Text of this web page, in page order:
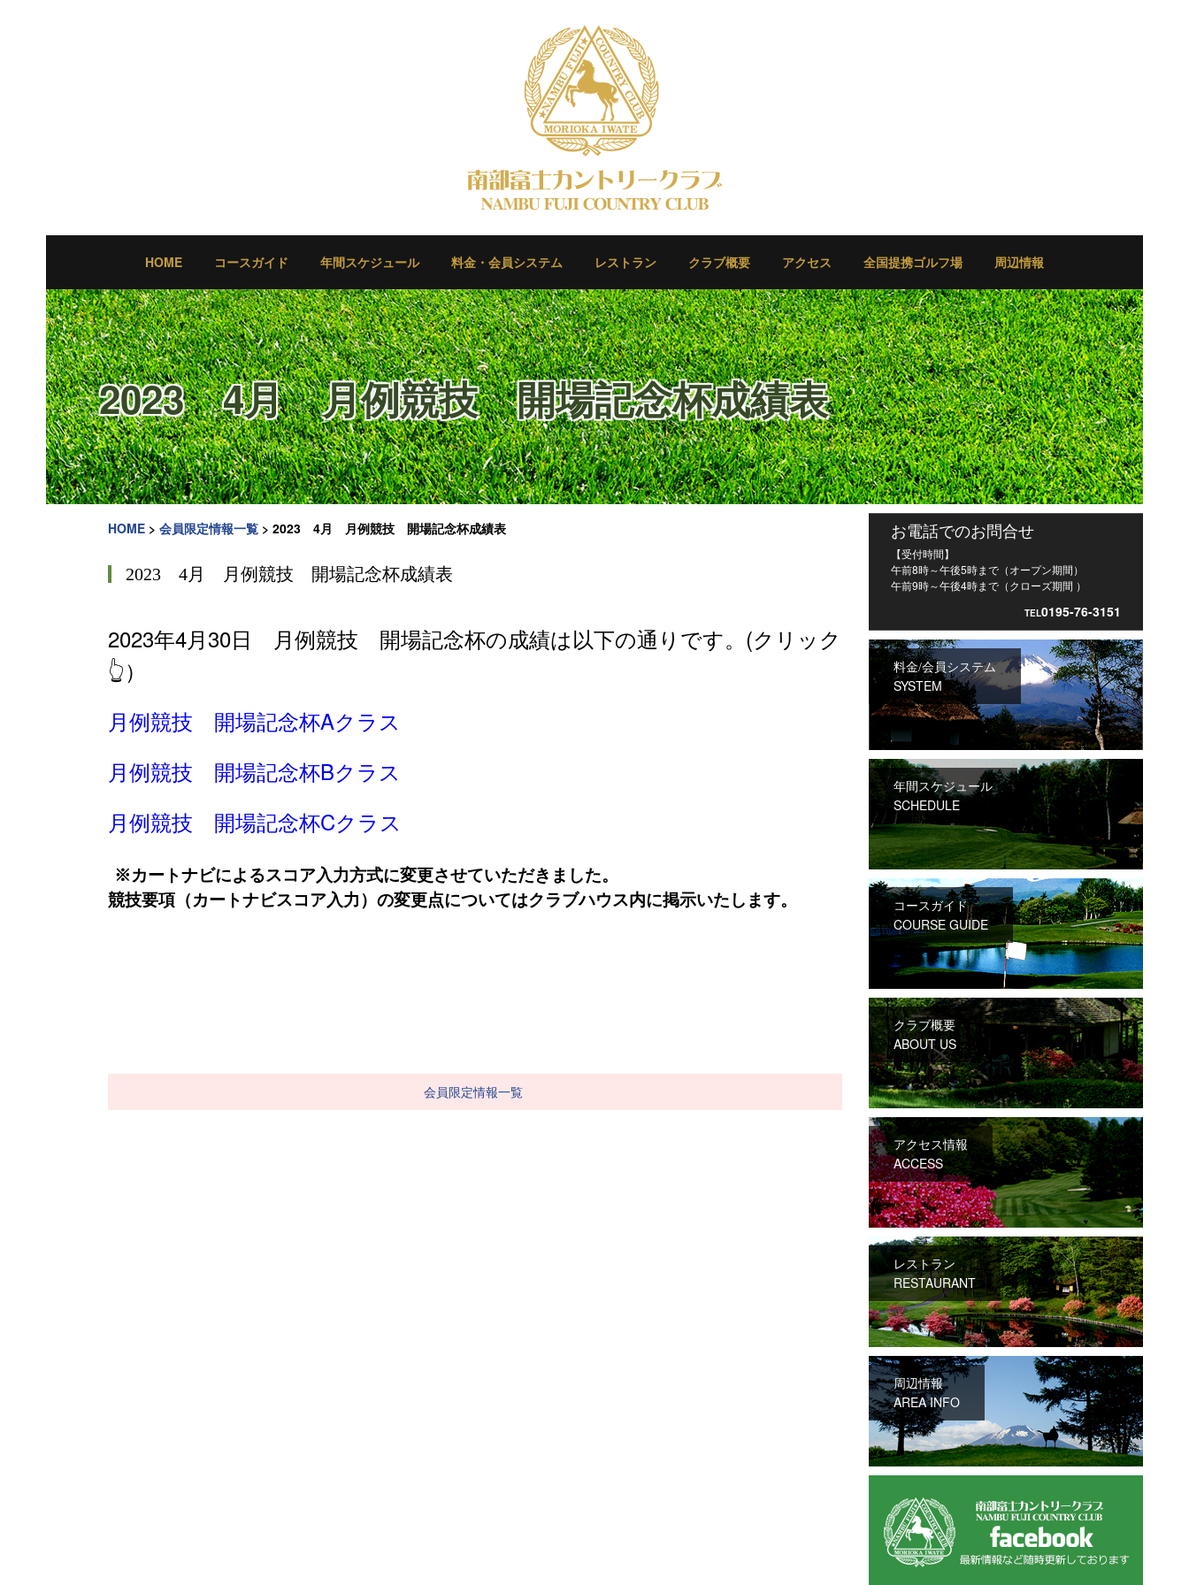
HOME コースガイド 年間スケジュール 料金・会員システム レストラン クラブ概要 アクセス 全国提携ゴルフ場 周辺情報
2023 4月 月例競技 開場記念杯成績表
HOME > 会員限定情報一覧 > 2023 4月 月例競技 開場記念杯成績表
2023 4月 月例競技 開場記念杯成績表
2023年4月30日 月例競技 開場記念杯の成績は以下の通りです。(クリック
👆）
月例競技 開場記念杯Aクラス
月例競技 開場記念杯Bクラス
月例競技 開場記念杯Cクラス
※カートナビによるスコア入力方式に変更させていただきました。
競技要項（カートナビスコア入力）の変更点についてはクラブハウス内に掲示いたします。
会員限定情報一覧
お電話でのお問合せ
【受付時間】
午前8時～午後5時まで（オープン期間）
午前9時～午後4時まで（クローズ期間 ）
TEL0195-76-3151
料金/会員システム
SYSTEM
年間スケジュール
SCHEDULE
コースガイド
COURSE GUIDE
クラブ概要
ABOUT US
アクセス情報
ACCESS
レストラン
RESTAURANT
周辺情報
AREA INFO